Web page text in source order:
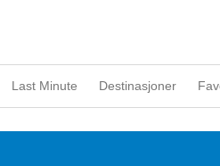
Last Minute Destinasjoner